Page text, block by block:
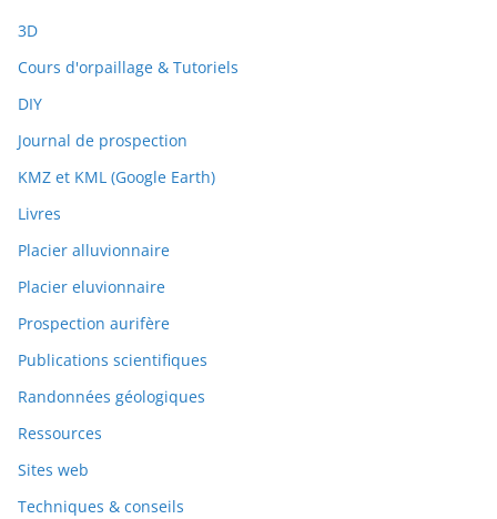
3D
Cours d'orpaillage & Tutoriels
DIY
Journal de prospection
KMZ et KML (Google Earth)
Livres
Placier alluvionnaire
Placier eluvionnaire
Prospection aurifère
Publications scientifiques
Randonnées géologiques
Ressources
Sites web
Techniques & conseils